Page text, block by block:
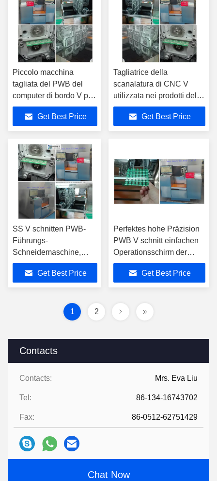
Contacts
Contacts: Mrs. Eva Liu
Tel: 86-134-16743702
Fax: 86-0512-62751429
Chat Now
Piccolo macchina
tagliata del PWB del
computer di bordo V per
la formazione di
alluminio dei bordi
Get Best Price
Tagliatrice della
scanalatura di CNC V
utilizzata nei prodotti dello
speciale del bordo del
PWB
Get Best Price
SS V schnitten PWB-
Führungs-
Schneidemaschine,
automatische
Rückzugsplatte
Get Best Price
Perfektes hohe Präzision
PWB V schnitt einfachen
Operationsschirm der
Maschine
Get Best Price
1 2